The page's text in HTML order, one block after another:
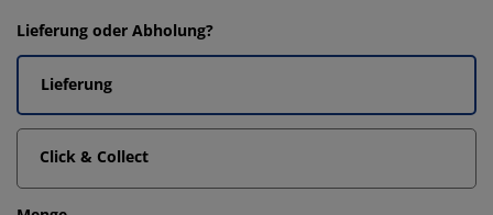
Lieferung oder Abholung?
Lieferung
Click & Collect